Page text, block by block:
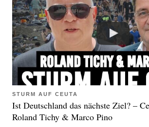
STURM AUF CEUTA
Ist Deutschland das nächste Ziel? –
Roland Tichy & Marco Pino